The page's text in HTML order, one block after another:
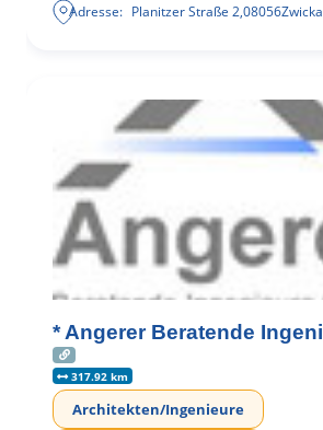
Adresse: Planitzer Straße 2,08056
* Angerer Beratende
317.92 km
Architekten/Ingenieure